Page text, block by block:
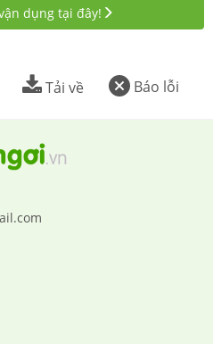
dụng tại đây!
Báo lỗi
Tải về